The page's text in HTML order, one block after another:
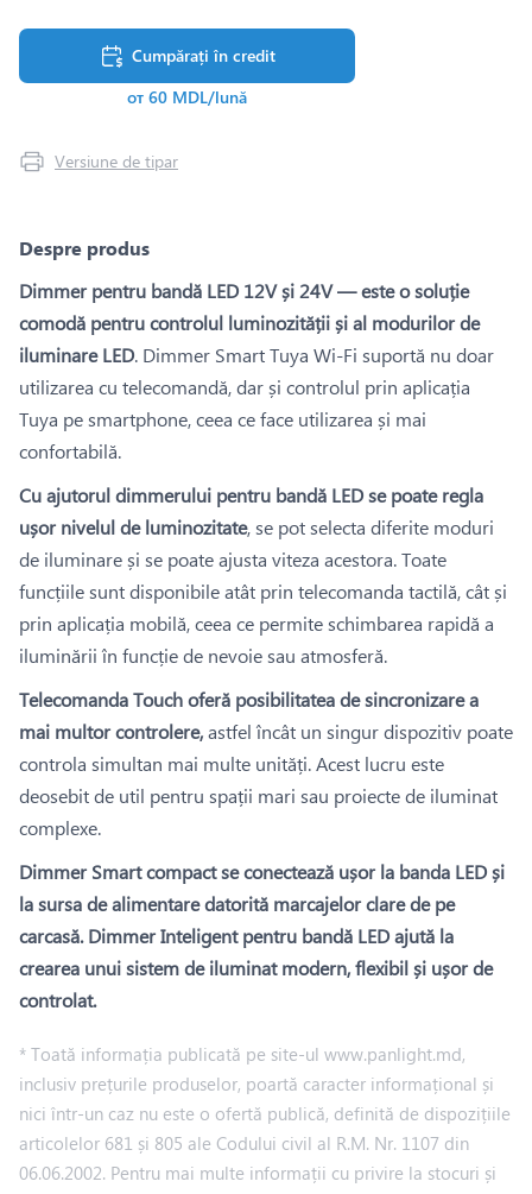
Cumpărați în credit
от 60 MDL/lună
Versiune de tipar
Despre produs
Dimmer pentru bandă LED 12V și 24V — este o soluție
comodă pentru controlul luminozității și al modurilor de
iluminare LED. Dimmer Smart Tuya Wi-Fi suportă nu doar
utilizarea cu telecomandă, dar și controlul prin aplicația
Tuya pe smartphone, ceea ce face utilizarea și mai
confortabilă.
Cu ajutorul dimmerului pentru bandă LED se poate regla
ușor nivelul de luminozitate, se pot selecta diferite moduri
de iluminare și se poate ajusta viteza acestora. Toate
funcțiile sunt disponibile atât prin telecomanda tactilă, cât și
prin aplicația mobilă, ceea ce permite schimbarea rapidă a
iluminării în funcție de nevoie sau atmosferă.
Telecomanda Touch oferă posibilitatea de sincronizare a
mai multor controlere,astfel încât un singur dispozitiv poate
controla simultan mai multe unități. Acest lucru este
deosebit de util pentru spații mari sau proiecte de iluminat
complexe.
Dimmer Smart compact se conectează ușor la banda LED și
la sursa de alimentare datorită marcajelor clare de pe
carcasă. Dimmer Inteligent pentru bandă LED ajută la
crearea unui sistem de iluminat modern, flexibil și ușor de
controlat.
* Toată informația publicată pe site-ul www.panlight.md,
inclusiv prețurile produselor, poartă caracter informațional și
nici într-un caz nu este o ofertă publică, definită de dispozițiile
articolelor 681 și 805 ale Codului civil al R.M. Nr. 1107 din
06.06.2002. Pentru mai multe informații cu privire la stocuri și